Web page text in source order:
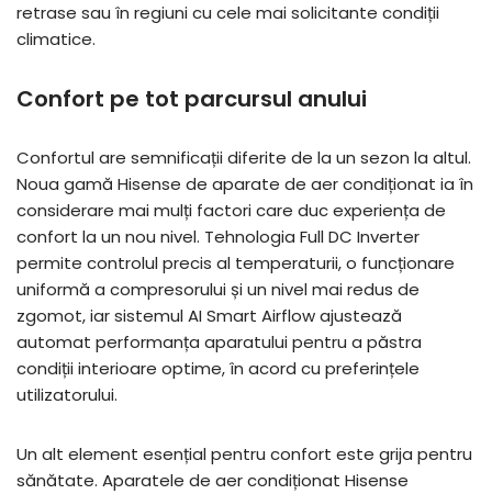
retrase sau în regiuni cu cele mai solicitante condiții
climatice.
Confort pe tot parcursul anului
Confortul are semnificații diferite de la un sezon la altul.
Noua gamă Hisense de aparate de aer condiționat ia în
considerare mai mulți factori care duc experiența de
confort la un nou nivel. Tehnologia Full DC Inverter
permite controlul precis al temperaturii, o funcționare
uniformă a compresorului și un nivel mai redus de
zgomot, iar sistemul AI Smart Airflow ajustează
automat performanța aparatului pentru a păstra
condiții interioare optime, în acord cu preferințele
utilizatorului.
Un alt element esențial pentru confort este grija pentru
sănătate. Aparatele de aer condiționat Hisense